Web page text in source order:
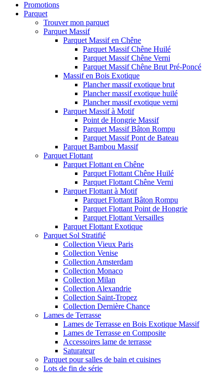
Promotions
Parquet
Trouver mon parquet
Parquet Massif
Parquet Massif en Chêne
Parquet Massif Chêne Huilé
Parquet Massif Chêne Verni
Parquet Massif Chêne Brut Pré-Poncé
Massif en Bois Exotique
Plancher massif exotique brut
Plancher massif exotique huilé
Plancher massif exotique verni
Parquet Massif à Motif
Point de Hongrie Massif
Parquet Massif Bâton Rompu
Parquet Massif Pont de Bateau
Parquet Bambou Massif
Parquet Flottant
Parquet Flottant en Chêne
Parquet Flottant Chêne Huilé
Parquet Flottant Chêne Verni
Parquet Flottant à Motif
Parquet Flottant Bâton Rompu
Parquet Flottant Point de Hongrie
Parquet Flottant Versailles
Parquet Flottant Exotique
Parquet Sol Stratifié
Collection Vieux Paris
Collection Venise
Collection Amsterdam
Collection Monaco
Collection Milan
Collection Alexandrie
Collection Saint-Tropez
Collection Dernière Chance
Lames de Terrasse
Lames de Terrasse en Bois Exotique Massif
Lames de Terrasse en Composite
Accessoires lame de terrasse
Saturateur
Parquet pour salles de bain et cuisines
Lots de fin de série